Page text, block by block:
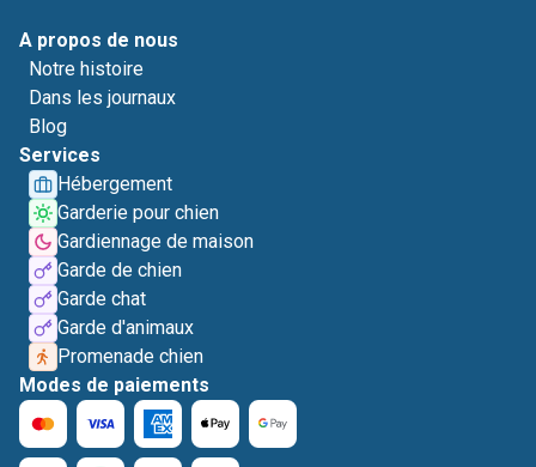
A propos de nous
Notre histoire
Dans les journaux
Blog
Services
Hébergement
Garderie pour chien
Gardiennage de maison
Garde de chien
Garde chat
Garde d'animaux
Promenade chien
Modes de paiements